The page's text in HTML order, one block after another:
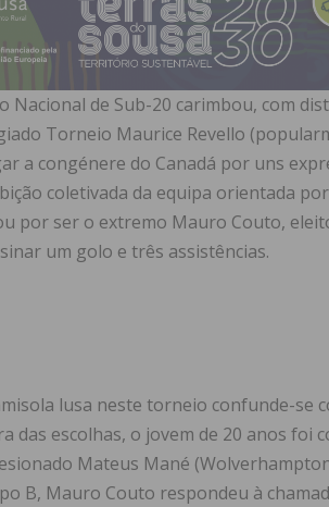
Nacional de Sub-20 carimbou, com
Torneio Maurice Revello
a congénere do Canadá por uns
coletivada da equipa orientada
por ser o extremo Mauro Couto,
um golo e três assistências.
lusa neste torneio confunde-se
das escolhas, o jovem de 20 anos foi
Mateus Mané
B, Mauro Couto respondeu à